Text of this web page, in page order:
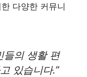
다양한 커뮤니
들의 생활 편
있습니다.”